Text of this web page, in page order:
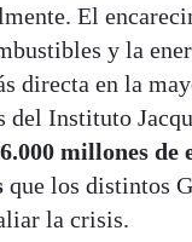
El
y la
directa en la
del Instituto
millones de
que los distintos
la crisis.